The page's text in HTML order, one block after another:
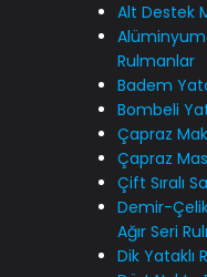
Alt Destek
Alüminyum
Rulmanlar
Badem
Bombeli
Çapraz
Çapraz
Çift Sıralı
Demir-
Ağır Seri
Dik Yataklı